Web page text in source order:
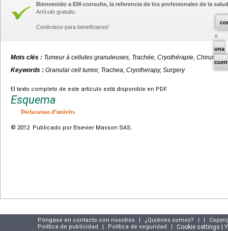
una
Bienvenido a EM-consulte, la referencia de los profesionales de la
Artículo gratuito.
Conéctese para beneficiarse!
Mots clés : Tumeur à cellules granuleuses, Trachée, Cryothérapie, Chirurgie
Keywords : Granular cell tumor, Trachea, Cryotherapy, Surgery
El texto completo de este artículo está disponible en PDF.
Esquema
Déclaration d’intérêts
© 2012 Publicado por Elsevier Masson SAS.
Póngase en contacto con nosotros | ¿Quiénes somos? | |
Política de publicidad
| Política de seguridad | Cookie settings |